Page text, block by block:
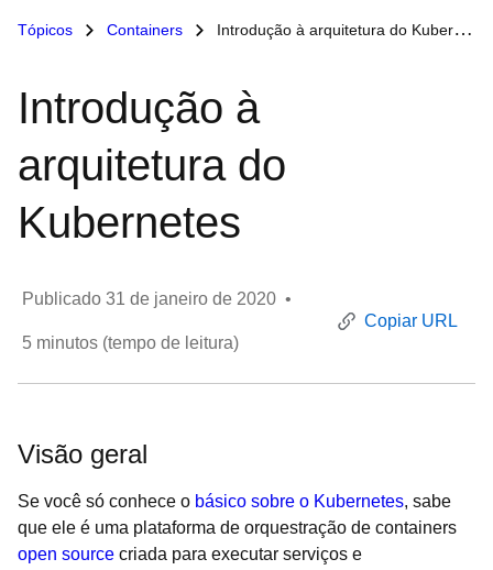
Tópicos Containers Introdução à arquitetura do Kubernetes
Introdução à
arquitetura do
Kubernetes
Publicado 31 de janeiro de 2020 •
5 minutos (tempo de leitura)
Copiar URL
Visão geral
Se você só conhece o básico sobre o Kubernetes, sabe
que ele é uma plataforma de orquestração de containers
open source criada para executar serviços e